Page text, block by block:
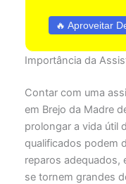
🔥 Aproveitar
Importância da
Contar com uma
em Brejo da Madre
prolongar a vida útil
qualificados podem
reparos adequados,
se tornem grandes